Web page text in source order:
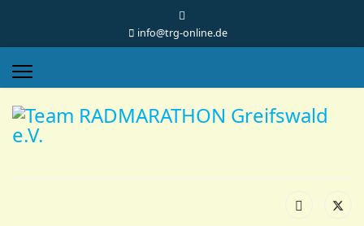
info@trg-online.de